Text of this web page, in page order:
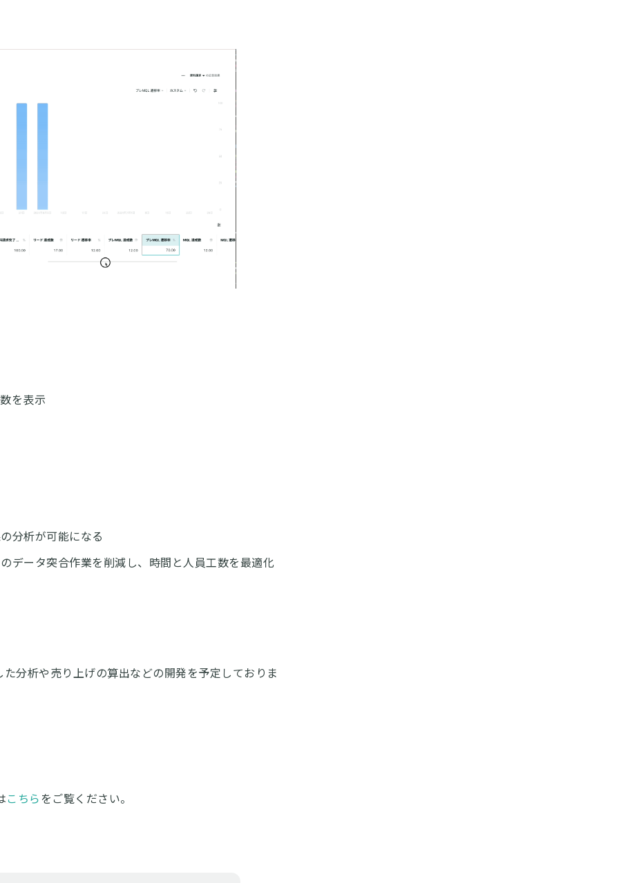
を表示
分析が可能になる
データ突合作業を削減し、時間と人員工数を最適化
分析や売り上げの算出などの開発を予定しておりま
こちら をご覧ください。